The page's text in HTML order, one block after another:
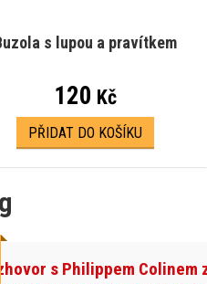
s lupou a pravítkem
120 Kč
PŘIDAT DO KOŠÍKU
s Philippem Colinem